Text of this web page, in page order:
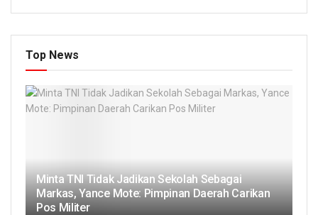
Top News
Minta TNI Tidak Jadikan Sekolah Sebagai
Markas, Yance Mote: Pimpinan Daerah Carikan
Pos Militer